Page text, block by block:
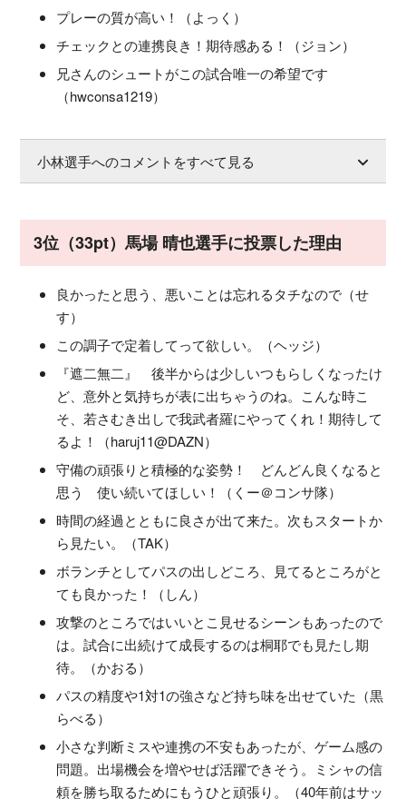
プレーの質が高い！（よっく）
チェックとの連携良き！期待感ある！（ジョン）
兄さんのシュートがこの試合唯一の希望です
（hwconsa1219）
小林選手へのコメントをすべて見る
3位（33pt）馬場 晴也選手に投票した理由
良かったと思う、悪いことは忘れるタチなので（せ
す）
この調子で定着してって欲しい。（ヘッジ）
『遮二無二』 後半からは少しいつもらしくなったけ
ど、意外と気持ちが表に出ちゃうのね。こんな時こ
そ、若さむき出しで我武者羅にやってくれ！期待して
るよ！（haruj11@DAZN）
守備の頑張りと積極的な姿勢！ どんどん良くなると
思う 使い続いてほしい！（くー＠コンサ隊）
時間の経過とともに良さが出て来た。次もスタートか
ら見たい。（TAK）
ボランチとしてパスの出しどころ、見てるところがと
ても良かった！（しん）
攻撃のところではいいとこ見せるシーンもあったので
は。試合に出続けて成長するのは桐耶でも見たし期
待。（かおる）
パスの精度や1対1の強さなど持ち味を出せていた（黒
らべる）
小さな判断ミスや連携の不安もあったが、ゲーム感の
問題。出場機会を増やせば活躍できそう。ミシャの信
頼を勝ち取るためにもうひと頑張り。（40年前はサッ